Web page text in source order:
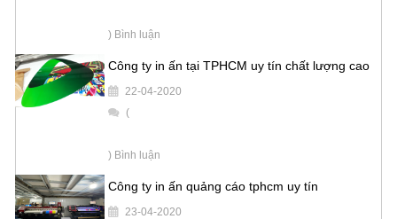
) Bình luận
Công ty in ấn tại TPHCM uy tín chất lượng cao
22-04-2020
(
) Bình luận
Công ty in ấn quảng cáo tphcm uy tín
23-04-2020